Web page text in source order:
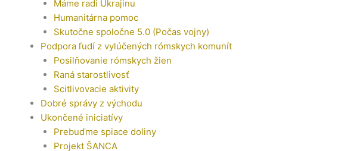
Máme radi Ukrajinu
Humanitárna pomoc
Skutočne spoločne 5.0 (Počas vojny)
Podpora ľudí z vylúčených rómskych komunít
Posilňovanie rómskych žien
Raná starostlivosť
Scitlivovacie aktivity
Dobré správy z východu
Ukončené iniciatívy
Prebuďme spiace doliny
Projekt ŠANCA